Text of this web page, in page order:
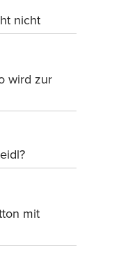
nicht
wird zur
mit